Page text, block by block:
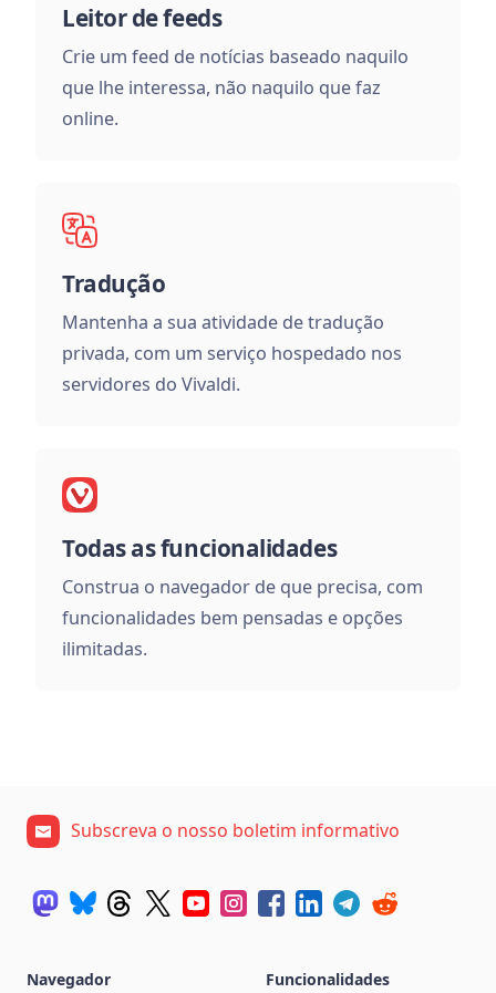
Leitor de feeds
Crie um feed de notícias baseado naquilo
que lhe interessa, não naquilo que faz
online.
Tradução
Mantenha a sua atividade de tradução
privada, com um serviço hospedado nos
servidores do Vivaldi.
Todas as funcionalidades
Construa o navegador de que precisa, com
funcionalidades bem pensadas e opções
ilimitadas.
Subscreva o nosso boletim informativo
Navegador
Funcionalidades